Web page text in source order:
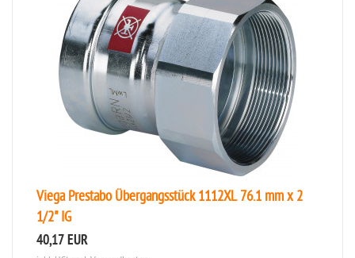
Viega Prestabo Übergangsstück 1112XL 76.1 mm x 2
1/2" IG
40,17 EUR